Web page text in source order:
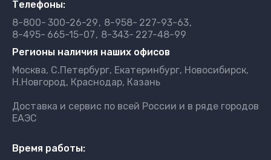
Телефоны:
8-800- 300-26-29 8-958- 227-93-63
8-495- 665-15-07 8-343- 227-48-99
Регионы наличия наших офисов
Москва, С.Петербург, Екатеринбург, Новосибирск,
Н.Новгород, Краснодар, Казань
Доставка и сервис по всей России и в ряде городов
ЕАЭС
Время работы: